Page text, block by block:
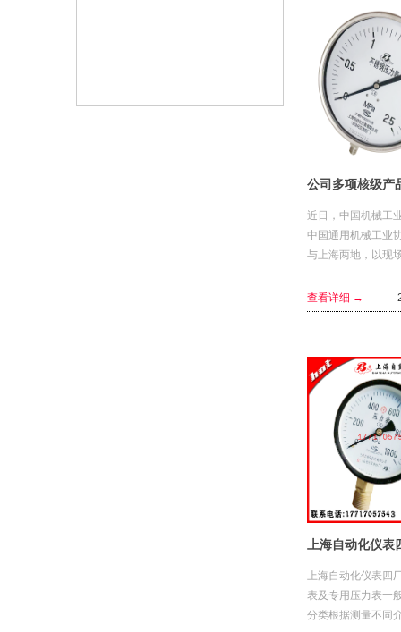
近日，中国机械工
中国通用机械工业
与上海两地，以现
中包含由中广核工
和上海自仪共同承
查看详细 →
上海自动化仪表四
表及专用压力表一
分类根据测量不同